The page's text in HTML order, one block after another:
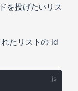
を投げたいリス
たリストの id